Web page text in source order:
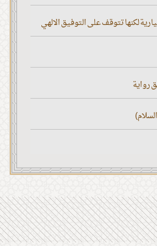
لكنها تتوقف على التوفيق الالهي
رواية